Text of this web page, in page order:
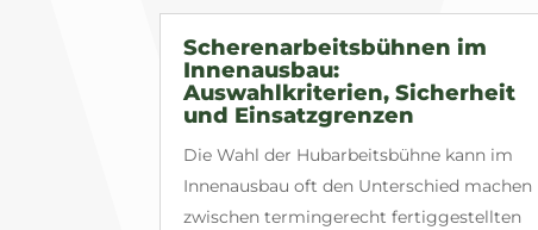
Scherenarbeitsbühnen im
Innenausbau:
Auswahlkriterien, Sicherheit
und Einsatzgrenzen
Die Wahl der Hubarbeitsbühne kann im
Innenausbau oft den Unterschied machen
zwischen termingerecht fertiggestellten